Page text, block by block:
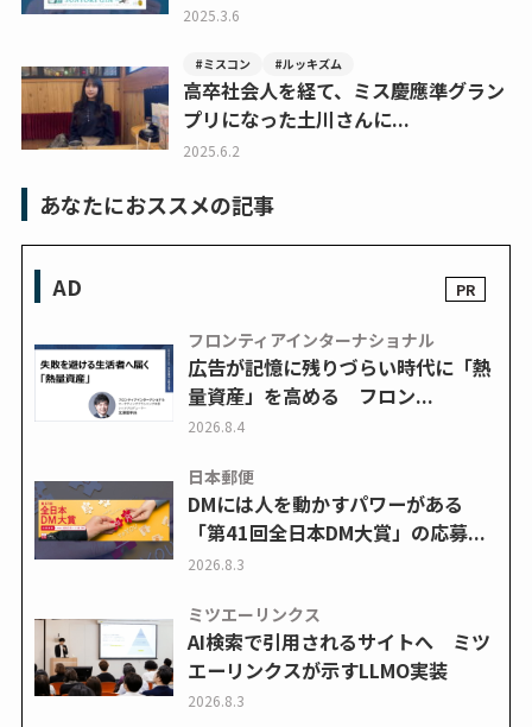
2025.3.6
#ミスコン #ルッキズム
高卒社会人を経て、ミス慶應準グラン
プリになった土川さんに...
2025.6.2
あなたにおススメの記事
AD
フロンティアインターナショナル
広告が記憶に残りづらい時代に「熱
量資産」を高める フロン...
2026.8.4
日本郵便
DMには人を動かすパワーがある
「第41回全日本DM大賞」の応募...
2026.8.3
ミツエーリンクス
AI検索で引用されるサイトへ ミツ
エーリンクスが示すLLMO実装
2026.8.3